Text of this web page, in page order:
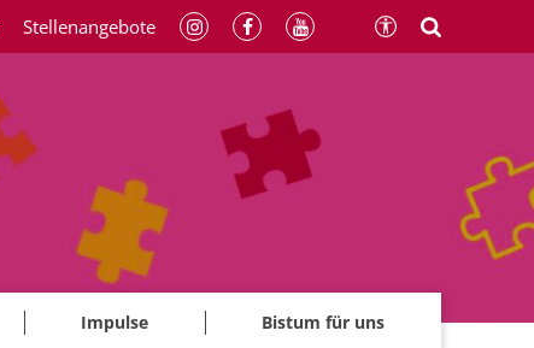
Impulse Bistum für uns
Stellenangebote